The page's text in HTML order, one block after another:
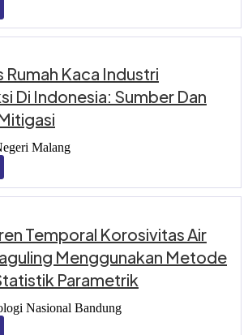
Rumah Kaca Industri
Di Indonesia: Sumber Dan
Malang
Temporal Korosivitas Air
Menggunakan Metode
Parametrik
Nasional Bandung